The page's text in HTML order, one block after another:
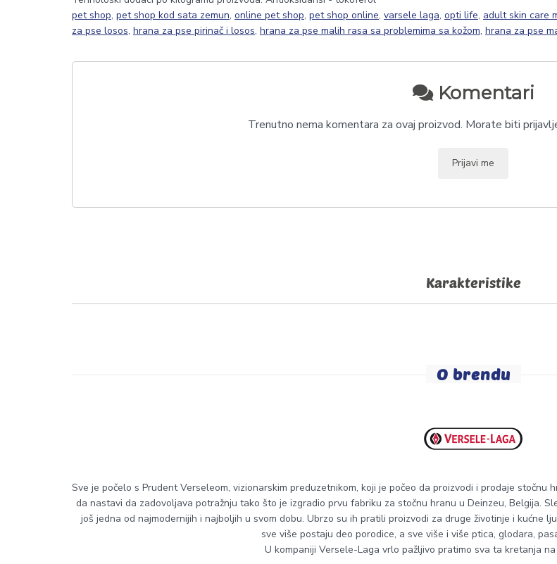
pet shop, pet shop kod sata zemun, online pet shop, pet shop online, varsele laga, opti life, adult skin care
za pse losos, hrana za pse pirinač i losos, hrana za pse malih rasa sa problemima sa kožom, hrana za pse
Komentari
Trenutno nema komentara za ovaj proizvod. Morate biti
Prijavi me
Karakteristike
O brendu
Sve je počelo s Prudent Verseleom, vizionarskim preduzetnikom, koji je počeo da proizvodi i prodaje stočnu
da nastavi da zadovoljava potražnju tako što je izgradio prvu fabriku za stočnu hranu u Deinzeu, Belgija.
još jedna od najmodernijih i najboljih u svom dobu. Ubrzo su ih pratili proizvodi za druge životinje i kućne
sve više postaju deo porodice, a sve više i više ptica, glodara,
U kompaniji Versele-Laga vrlo pažljivo pratimo sva ta kretanja